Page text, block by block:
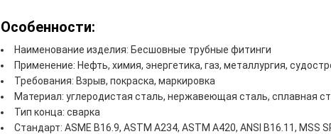
Особенности:
Наименование изделия: Бесшовные трубные фитинги
Применение: Нефть, химия, энергетика, газ, металлургия,
Требования: Взрыв, покраска, маркировка
Материал: углеродистая сталь, нержавеющая сталь, сплавная
Тип конца: сварка
Стандарт: ASME B16.9, ASTM A234, ASTM A420, ANSI B16.11, MSS